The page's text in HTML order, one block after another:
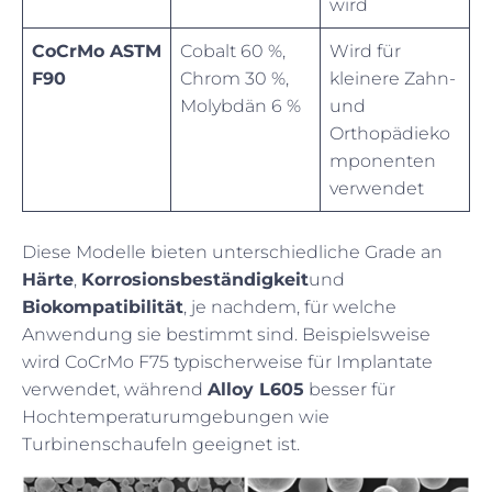
wird
CoCrMo ASTM
F90
Cobalt 60 %,
Chrom 30 %,
Molybdän 6 %
Wird für
kleinere Zahn-
und
Orthopädieko
mponenten
verwendet
Diese Modelle bieten unterschiedliche Grade an
Härte, Korrosionsbeständigkeitund
Biokompatibilität, je nachdem, für welche
Anwendung sie bestimmt sind. Beispielsweise
wird CoCrMo F75 typischerweise für Implantate
verwendet, während Alloy L605 besser für
Hochtemperaturumgebungen wie
Turbinenschaufeln geeignet ist.